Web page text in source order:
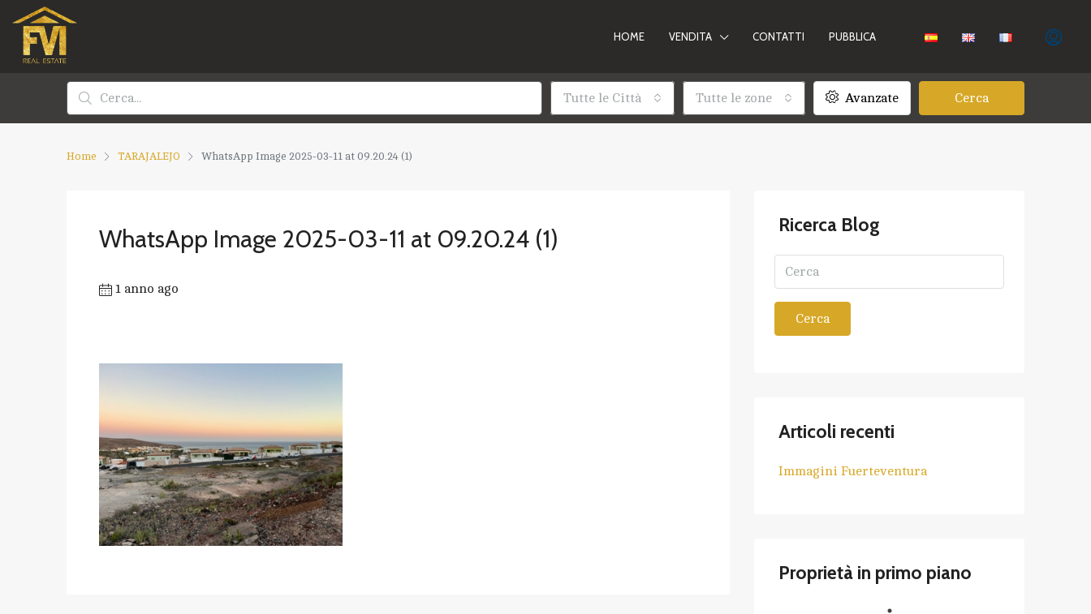
HOME VENDITA CONTATTI PUBBLICA
Tutte le Città Tutte le zone Avanzate Cerca
Home TARAJALEJO WhatsApp Image 2025-03-11 at 09.20.24 (1)
WhatsApp Image 2025-03-11 at 09.20.24 (1)
1 anno ago
Ricerca Blog
Cerca
Articoli recenti
Immagini Fuerteventura
Proprietà in primo piano